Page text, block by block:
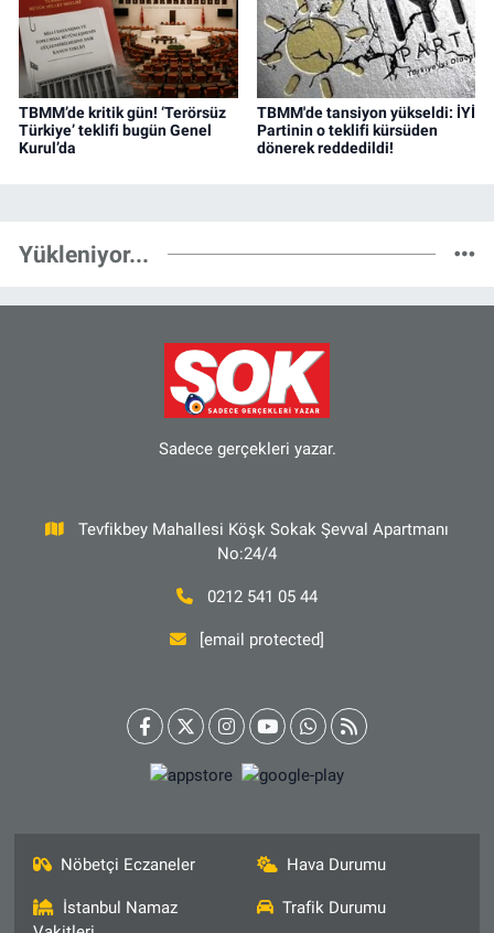
TBMM’de kritik gün! ‘Terörsüz
Türkiye’ teklifi bugün Genel
Kurul’da
TBMM'de tansiyon yükseldi: İYİ
Partinin o teklifi kürsüden
dönerek reddedildi!
Yükleniyor...
Sadece gerçekleri yazar.
Tevfikbey Mahallesi Köşk Sokak Şevval Apartmanı
No:24/4
0212 541 05 44
[email protected]
Nöbetçi Eczaneler Hava Durumu
İstanbul Namaz
Trafik Durumu